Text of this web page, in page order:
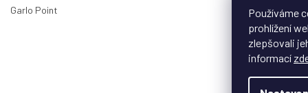
Používáme
prohlížení
zlepšovali
informací
Garlo Point